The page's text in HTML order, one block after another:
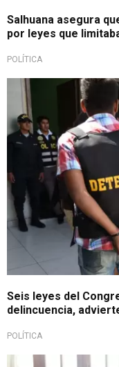
Salhuana asegura
por leyes que
POLÍTICA
Retroceso en combate
Seis leyes del
delincuencia,
POLÍTICA